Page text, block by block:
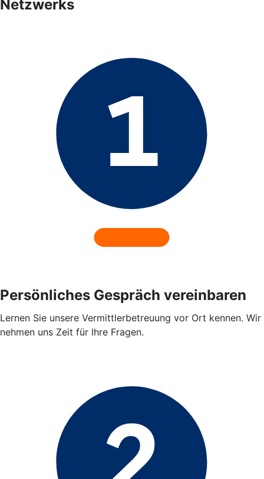
Netzwerks
Persönliches Gespräch vereinbaren
Lernen Sie unsere Vermittlerbetreuung vor Ort kennen. Wir
nehmen uns Zeit für Ihre Fragen.